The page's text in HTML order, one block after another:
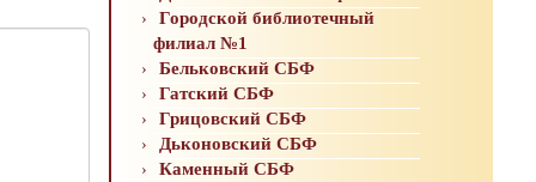
Городской библиотечный
филиал №1
Бельковский СБФ
Гатский СБФ
Грицовский СБФ
Дьконовский СБФ
Каменный СБФ